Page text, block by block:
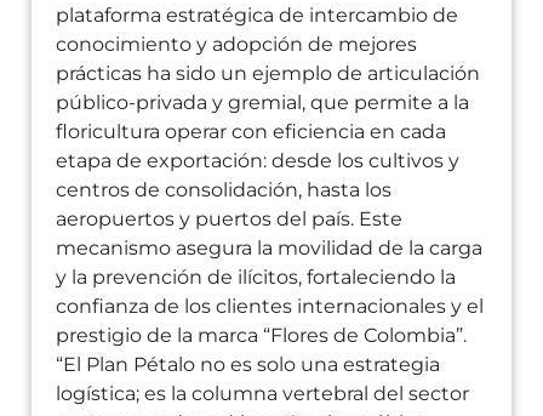
plataforma estratégica de intercambio de
conocimiento y adopción de mejores
prácticas ha sido un ejemplo de articulación
público-privada y gremial, que permite a la
floricultura operar con eficiencia en cada
etapa de exportación: desde los cultivos y
centros de consolidación, hasta los
aeropuertos y puertos del país. Este
mecanismo asegura la movilidad de la carga
y la prevención de ilícitos, fortaleciendo la
confianza de los clientes internacionales y el
prestigio de la marca “Flores de Colombia”.
“El Plan Pétalo no es solo una estrategia
logística; es la columna vertebral del sector